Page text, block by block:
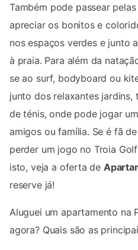
Também pode passear
apreciar os bonitos e
nos espaços verdes e junto
à praia. Para além da
se ao surf, bodyboard ou
junto dos relaxantes
de ténis, onde pode jogar
amigos ou família. Se é fã
perder um jogo no Troia
isto, veja a oferta de
reserve já!
Aluguei um apartamento na
agora? Quais são as